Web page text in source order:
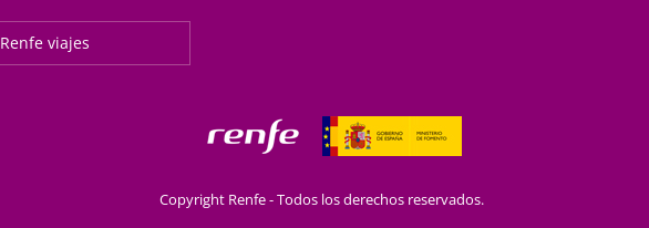
Renfe viajes
Copyright Renfe - Todos los derechos reservados.